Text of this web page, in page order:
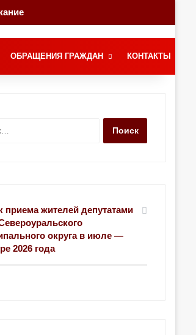
ОБРАЩЕНИЯ ГРАЖДАН КОНТАКТЫ
приема жителей депутатами
округа в июле —
2026 года